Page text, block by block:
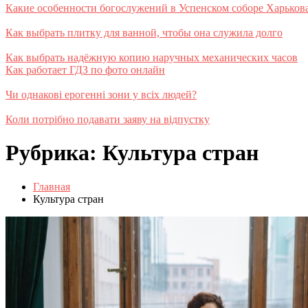
Какие особенности богослужений в Успенском соборе
Как выбрать плитку для ванной, чтобы она служила долго
Как выбрать надёжную копию наручных механических часов
Как работает ГДЗ по фото онлайн
Чи однакові ерогенні зони у всіх людей?
Коли потрібно подавати заяву на відпустку
Рубрика: Культура стран
Главная
Культура стран